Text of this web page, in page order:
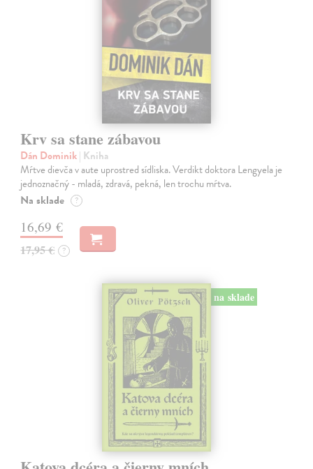
Krv sa stane zábavou
Dán Dominik| Kniha
Mŕtve dievča v aute uprostred sídliska. Verdikt doktora Lengyela je
jednoznačný - mladá, zdravá, pekná, len trochu mŕtva.
Na sklade ?
16,69 €
17,95 € ?
na sklade